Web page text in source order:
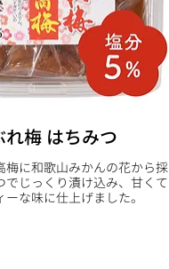
れ梅 はちみつ
梅に和歌山みかんの花から採
でじっくり漬け込み、甘くて
ーな味に仕上げました。